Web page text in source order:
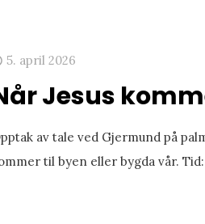
5. april 2026
Jesus
av tale ved Gjermund på
til byen eller bygda vår. Tid: